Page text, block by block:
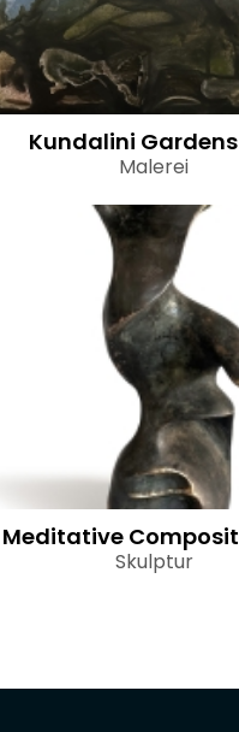
Kundalini Gardens
Malerei
Meditative
Skulptur